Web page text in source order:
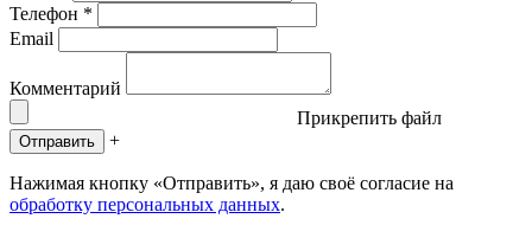
Телефон *
Email
Комментарий
Прикрепить файл
Отправить +
Нажимая кнопку «Отправить», я даю своё согласие на
обработку персональных данных.